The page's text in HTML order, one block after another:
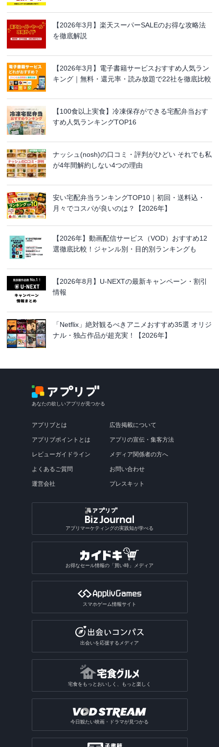
【2026年3月】楽天スーパーSALEのお得な攻略法
を徹底解説
【2026年3月】電子書籍サービスおすすめ人気ラン
キング｜無料・還元率・読み放題で22社を徹底比較
【100食以上実食】冷凍保存ができる宅配弁当おす
すめ人気ランキングTOP16
ナッシュ(nosh)の口コミ・評判がひどい それでも私
が4年間解約しない4つの理由
安い宅配弁当ランキングTOP10｜初回・送料込・
月々でコスパが良いのは？【2026年】
【2026年】動画配信サービス（VOD）おすすめ12
選徹底比較！ジャンル別・目的別ランキングも
【2026年8月】U-NEXTの最新キャンペーン・割引
情報
「Netflix」絶対観るべきアニメおすすめ35選 オリジ
ナル・独占作品が超充実！【2026年】
あなたの欲しいアプリが見つかる
アプリブとは
アプリブポイントとは
レビューガイドライン
よくあるご質問
運営会社
広告掲載について
アプリの宣伝・集客方法
メディア関係者の方へ
お問い合わせ
プレスキット
アプリマーケティングの実践知が学べる
お得なセール情報の「買い時」メディア
スマホゲーム情報サイト
出会いを応援するメディア
宅食をもっとおいしく、もっと楽しく
今日観たい映画・ドラマが見つかる